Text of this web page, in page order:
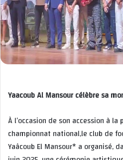
Yaacoub Al Mansour célèbre sa
À l’occasion de son accession à
championnat national,le club de
Yaâcoub El Mansour* a organisé,